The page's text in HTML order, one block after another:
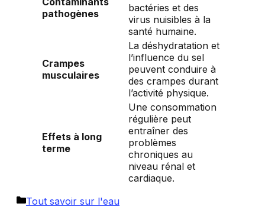
pathogènes
bactéries et des
virus nuisibles à la
santé humaine.
Crampes
musculaires
La déshydratation et
l’influence du sel
peuvent conduire à
des crampes durant
l’activité physique.
Effets à long
terme
Une consommation
régulière peut
entraîner des
problèmes
chroniques au
niveau rénal et
cardiaque.
Catégories
Tout savoir sur l'eau